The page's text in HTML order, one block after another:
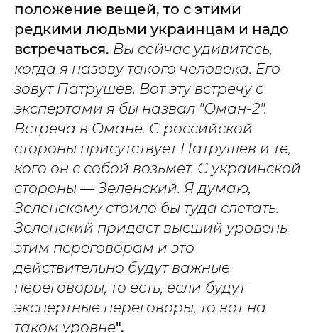
положение вещей, то с этими
редкими людьми украинцам и надо
встречаться. Вы сейчас удивитесь,
когда я назову такого человека. Его
зовут Патрушев. Вот эту встречу с
экспертами я бы назвал "Оман-2".
Встреча в Омане. С российской
стороны присутствует Патрушев и те,
кого он с собой возьмет. С украинской
стороны — Зеленский. Я думаю,
Зеленскому стоило бы туда слетать.
Зеленский придаст высший уровень
этим переговорам и это
действительно будут важные
переговоры, то есть, если будут
экспертные переговоры, то вот на
таком уровне".